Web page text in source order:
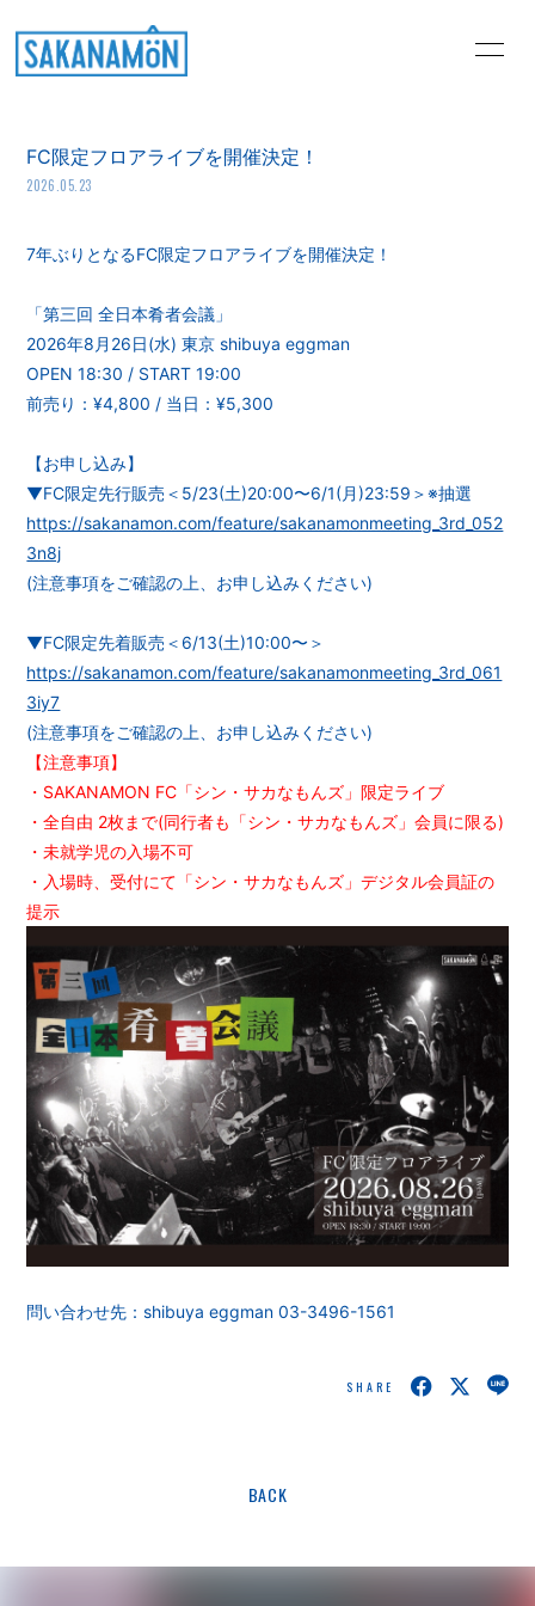
NEWS
MEDIA
MEMBER'S BLOG
悶々するならSAKANA
問
肴のまな板
GALLERY
MOVIE
RADIO
会員登録 ログイン
FC限定フロアライブを開催決定！
2026.05.23
7年ぶりとなるFC限定フロアライブを開催決定！
「第三回 全日本肴者会議」
2026年8月26日(水) 東京 shibuya eggman
OPEN 18:30 / START 19:00
前売り：¥4,800 / 当日：¥5,300
【お申し込み】
▼FC限定先行販売＜5/23(土)20:00〜6/1(月)23:59＞※抽選
https://sakanamon.com/feature/sakanamonmeeting_3rd_052
3n8j
(注意事項をご確認の上、お申し込みください)
▼FC限定先着販売＜6/13(土)10:00〜＞
https://sakanamon.com/feature/sakanamonmeeting_3rd_061
3iy7
(注意事項をご確認の上、お申し込みください)
【注意事項】
・SAKANAMON FC「シン・サカなもんズ」限定ライブ
・全自由 2枚まで(同行者も「シン・サカなもんズ」会員に限る)
・未就学児の入場不可
・入場時、受付にて「シン・サカなもんズ」デジタル会員証の
提示
問い合わせ先：shibuya eggman 03-3496-1561
SHARE
BACK